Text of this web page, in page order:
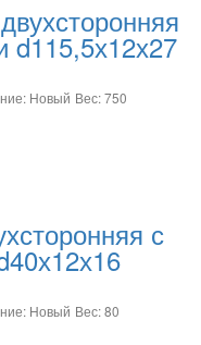
d115,5х12х27
Новый Вес: 750
с
Новый Вес: 80